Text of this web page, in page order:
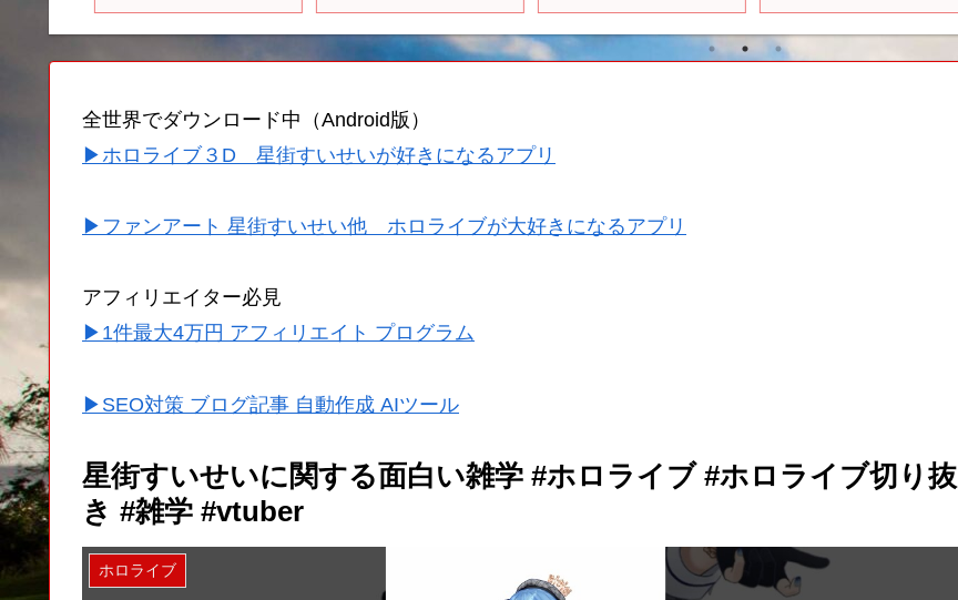
発売日決定＆FF16DLC
今日リリースとんでも
【GOTY】
スペックがリーク！ ソ
ニー新作炎上 PS5
全世界でダウンロード中（Android版）
▶ホロライブ３D 星街すいせいが好きになるアプリ
▶ファンアート 星街すいせい他 ホロライブが大好きになるアプリ
アフィリエイター必見
▶1件最大4万円 アフィリエイト プログラム
▶SEO対策 ブログ記事 自動作成 AIツール
星街すいせいに関する面白い雑学 #ホロライブ #ホロライブ切り抜
き #雑学 #vtuber
ホロライブ